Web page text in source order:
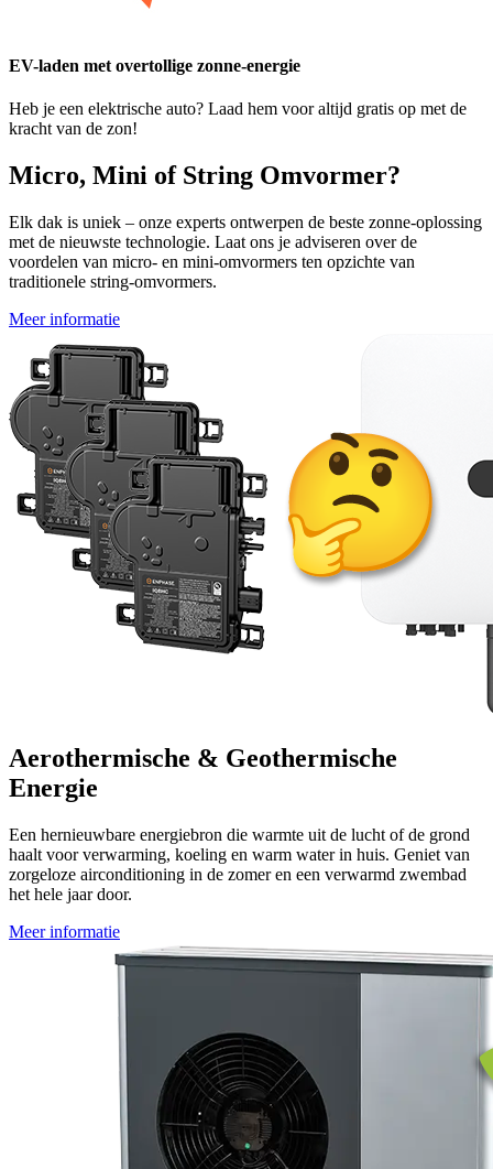
EV-laden met overtollige zonne-energie
Heb je een elektrische auto? Laad hem voor altijd gratis op met de
kracht van de zon!
Micro, Mini of String Omvormer?
Elk dak is uniek – onze experts ontwerpen de beste zonne-oplossing
met de nieuwste technologie. Laat ons je adviseren over de
voordelen van micro- en mini-omvormers ten opzichte van
traditionele string-omvormers.
Meer informatie
Aerothermische & Geothermische
Energie
Een hernieuwbare energiebron die warmte uit de lucht of de grond
haalt voor verwarming, koeling en warm water in huis. Geniet van
zorgeloze airconditioning in de zomer en een verwarmd zwembad
het hele jaar door.
Meer informatie